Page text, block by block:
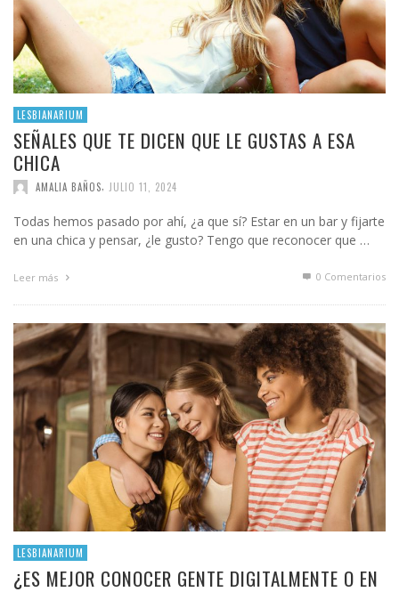
LESBIANARIUM
SEÑALES QUE TE DICEN QUE LE GUSTAS A ESA
CHICA
AMALIA BAÑOS JULIO 11, 2024
Todas hemos pasado por ahí, ¿a que sí? Estar en un bar y fijarte
en una chica y pensar, ¿le gusto? Tengo que reconocer que …
Leer más 0 Comentarios
LESBIANARIUM
¿ES MEJOR CONOCER GENTE DIGITALMENTE O EN